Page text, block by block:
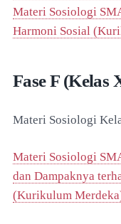
Materi Sosiologi
Harmoni Sosial
Fase F (Kelas
Materi Sosiologi
Materi Sosiologi
dan Dampaknya
(Kurikulum